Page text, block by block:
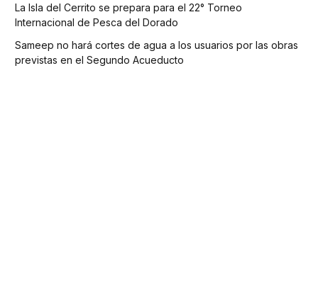
La Isla del Cerrito se prepara para el 22° Torneo
Internacional de Pesca del Dorado
Sameep no hará cortes de agua a los usuarios por las obras
previstas en el Segundo Acueducto